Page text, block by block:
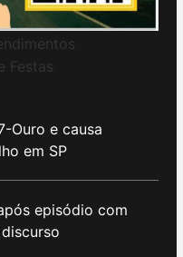
Ouro e causa
em SP
episódio com